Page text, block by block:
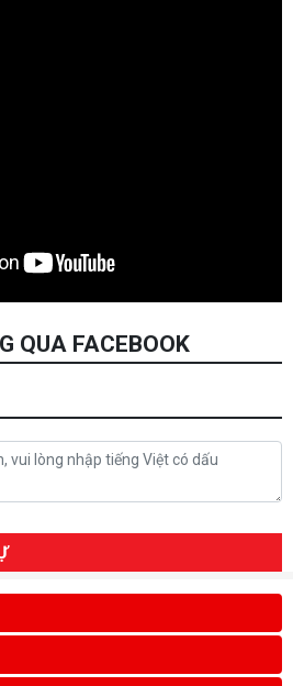
QUA FACEBOOK